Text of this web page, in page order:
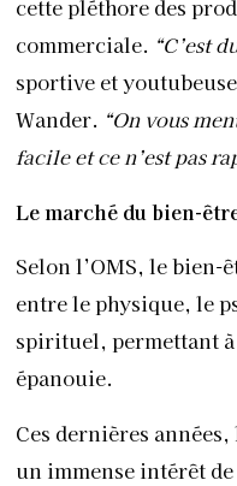
cette pléthore des
commerciale. “C’est
sportive et
Wander. “On vous
facile et ce n’est pas
Le marché du bien-
Selon l’OMS, le
entre le physique, le
spirituel, permettant à
épanouie.
Ces dernières
un immense intérêt